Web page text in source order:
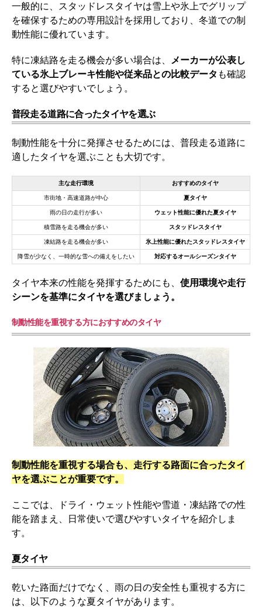
一般的に、スタッドレスタイヤは雪上や氷上でグリップ
を確保するための専用設計を採用しており、冬道での制
動性能に優れています。
特に凍結路を走る機会が多い場合は、
メーカーが公表し
ている氷上ブレーキ性能や従来品との比較データ も確認
すると選びやすいでしょう。
普段走る道路に合ったタイヤを選ぶ
制動性能を十分に発揮させるためには、普段走る道路に
適したタイヤを選ぶことも大切です。
主な走行環境 おすすめのタイヤ
市街地・高速道路が中心 夏タイヤ
雨の日の走行が多い ウェット性能に優れた夏タイヤ
積雪路を走る機会が多い スタッドレスタイヤ
凍結路を走る機会が多い 氷上性能に優れたスタッドレスタイヤ
降雪が少なく、一時的な雪への備えをしたい 対応するオールシーズンタイヤ
タイヤ本来の性能を発揮するためにも、 使用環境や走行
シーンを基準にタイヤを選びましょう。
制動性能を重視する方におすすめのタイヤ
制動性能を重視する場合も、走行する路面に合ったタイ
ヤを選ぶことが重要です。
ここでは、ドライ・ウェット性能や雪道・凍結路での性
能を踏まえ、日常使いで選びやすいタイヤを紹介しま
す。
夏タイヤ
乾いた路面だけでなく、雨の日の安全性も重視する方に
は、以下のような夏タイヤがあります。